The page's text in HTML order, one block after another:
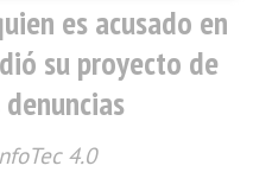
es acusado en
su proyecto de
4.0